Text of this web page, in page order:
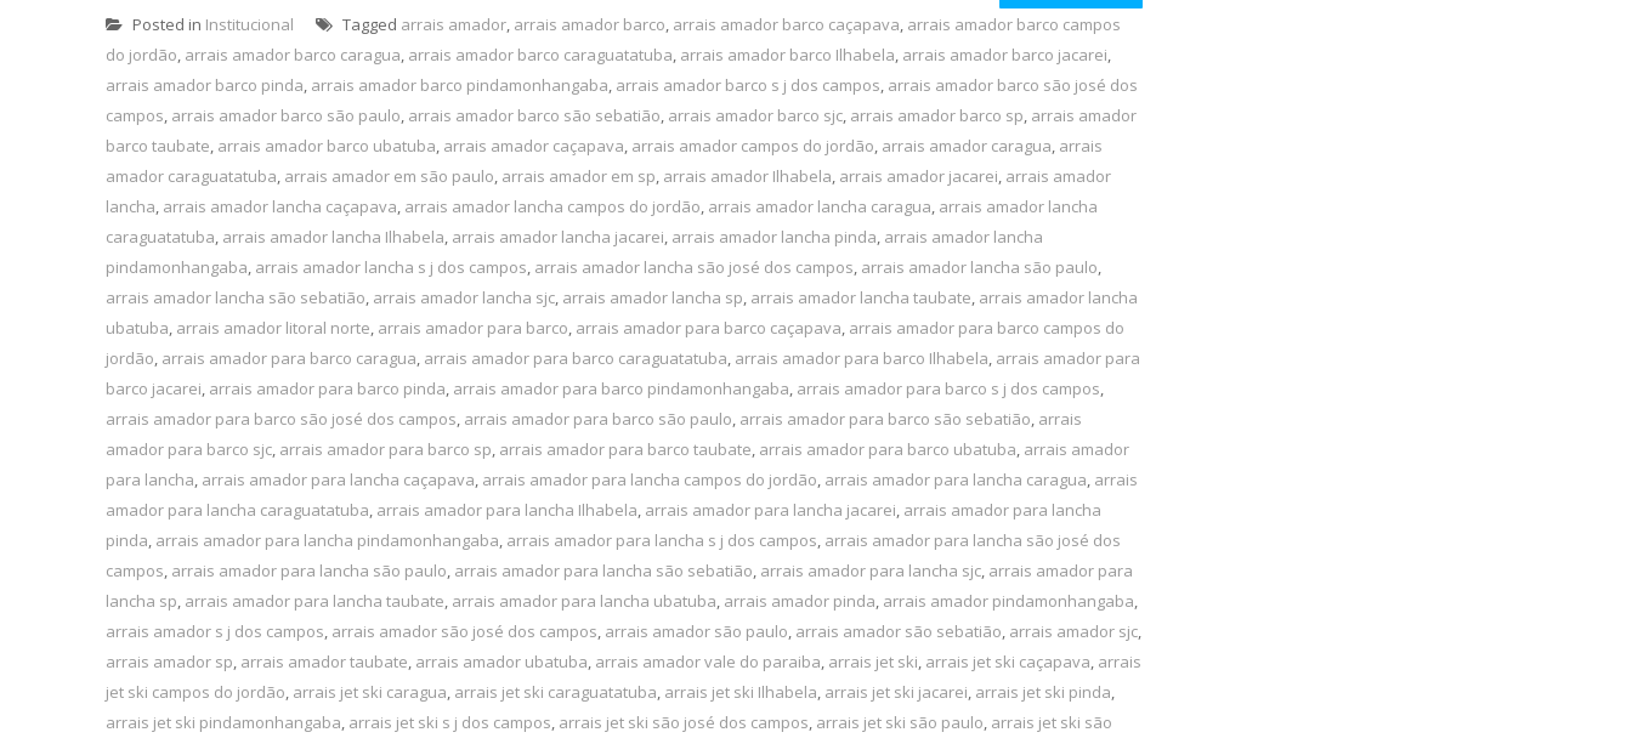
Posted in Institucional Tagged arrais amador, arrais amador barco, arrais amador barco caçapava, arrais amador barco campos
do jordão, arrais amador barco caragua, arrais amador barco caraguatatuba, arrais amador barco Ilhabela, arrais amador barco jacarei,
arrais amador barco pinda, arrais amador barco pindamonhangaba, arrais amador barco s j dos campos, arrais amador barco são josé dos
campos, arrais amador barco são paulo, arrais amador barco são sebatião, arrais amador barco sjc, arrais amador barco sp, arrais amador
barco taubate, arrais amador barco ubatuba, arrais amador caçapava, arrais amador campos do jordão, arrais amador caragua, arrais
amador caraguatatuba, arrais amador em são paulo, arrais amador em sp, arrais amador Ilhabela, arrais amador jacarei, arrais amador
lancha, arrais amador lancha caçapava, arrais amador lancha campos do jordão, arrais amador lancha caragua, arrais amador lancha
caraguatatuba, arrais amador lancha Ilhabela, arrais amador lancha jacarei, arrais amador lancha pinda, arrais amador lancha
pindamonhangaba, arrais amador lancha s j dos campos, arrais amador lancha são josé dos campos, arrais amador lancha são paulo,
arrais amador lancha são sebatião, arrais amador lancha sjc, arrais amador lancha sp, arrais amador lancha taubate, arrais amador lancha
ubatuba, arrais amador litoral norte, arrais amador para barco, arrais amador para barco caçapava, arrais amador para barco campos do
jordão, arrais amador para barco caragua, arrais amador para barco caraguatatuba, arrais amador para barco Ilhabela, arrais amador para
barco jacarei, arrais amador para barco pinda, arrais amador para barco pindamonhangaba, arrais amador para barco s j dos campos,
arrais amador para barco são josé dos campos, arrais amador para barco são paulo, arrais amador para barco são sebatião, arrais
amador para barco sjc, arrais amador para barco sp, arrais amador para barco taubate, arrais amador para barco ubatuba, arrais amador
para lancha, arrais amador para lancha caçapava, arrais amador para lancha campos do jordão, arrais amador para lancha caragua, arrais
amador para lancha caraguatatuba, arrais amador para lancha Ilhabela, arrais amador para lancha jacarei, arrais amador para lancha
pinda, arrais amador para lancha pindamonhangaba, arrais amador para lancha s j dos campos, arrais amador para lancha são josé dos
campos, arrais amador para lancha são paulo, arrais amador para lancha são sebatião, arrais amador para lancha sjc, arrais amador para
lancha sp, arrais amador para lancha taubate, arrais amador para lancha ubatuba, arrais amador pinda, arrais amador pindamonhangaba,
arrais amador s j dos campos, arrais amador são josé dos campos, arrais amador são paulo, arrais amador são sebatião, arrais amador sjc,
arrais amador sp, arrais amador taubate, arrais amador ubatuba, arrais amador vale do paraiba, arrais jet ski, arrais jet ski caçapava, arrais
jet ski campos do jordão, arrais jet ski caragua, arrais jet ski caraguatatuba, arrais jet ski Ilhabela, arrais jet ski jacarei, arrais jet ski pinda,
arrais jet ski pindamonhangaba, arrais jet ski s j dos campos, arrais jet ski são josé dos campos, arrais jet ski são paulo, arrais jet ski são